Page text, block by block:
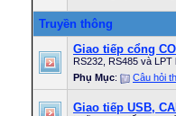
Truyền thông
Giao tiếp cổng
RS232, RS485 và
Phụ Mục: Câu hỏi
Giao tiếp USB,